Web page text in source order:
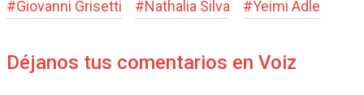
#Giovanni Grisetti #Nathalia Silva #Yeimi Adle
Déjanos tus comentarios en Voiz